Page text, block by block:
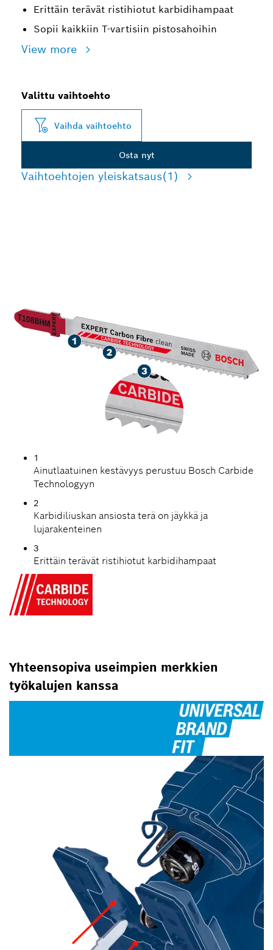
Erittäin terävät ristihiotut karbidihampaat
Sopii kaikkiin T-vartisiin pistosahoihin
View more
Valittu vaihtoehto
Vaihda vaihtoehto
Osta nyt
Vaihtoehtojen yleiskatsaus(1)
1
Ainutlaatuinen kestävyys perustuu Bosch Carbide
Technologyyn
2
Karbidiliuskan ansiosta terä on jäykkä ja
lujarakenteinen
3
Erittäin terävät ristihiotut karbidihampaat
Yhteensopiva useimpien merkkien
työkalujen kanssa